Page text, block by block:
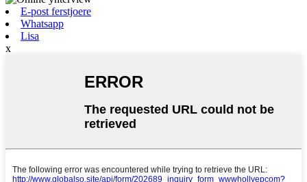
E-post ferstjoere
Whatsapp
Lisa
x